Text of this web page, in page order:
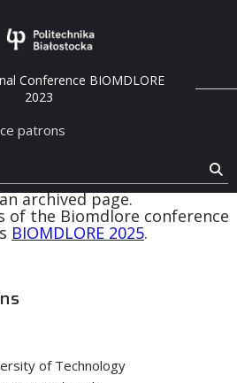
Politechnika
Conference BIOMDLORE
2023
patrons
archived page.
of the Biomdlore conference
BIOMDLORE 2025.
of Technology